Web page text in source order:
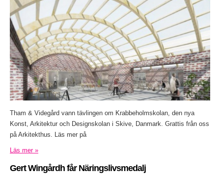
Tham & Videgård vann tävlingen om Krabbeholmskolan, den nya
Konst, Arkitektur och Designskolan i Skive, Danmark. Grattis från oss
på Arkitekthus. Läs mer på
Läs mer »
Gert Wingårdh får Näringslivsmedalj